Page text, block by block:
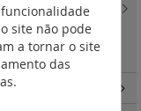
funcionalidade
site não pode
a tornar o site
das